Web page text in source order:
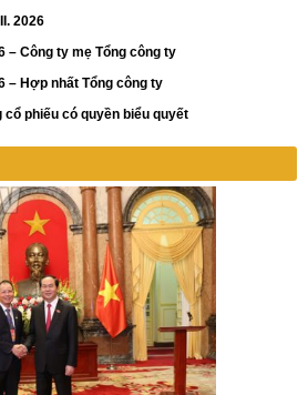
2026
– Công ty mẹ Tổng công ty
– Hợp nhất Tổng công ty
phiếu có quyền biểu quyết